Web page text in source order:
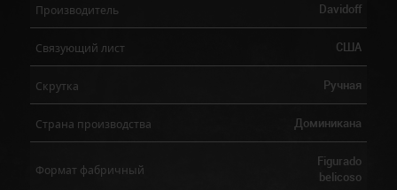
Производитель Davidoff
Связующий лист США
Скрутка Ручная
Страна производства Доминикана
Формат фабричный
Figurado
belicoso